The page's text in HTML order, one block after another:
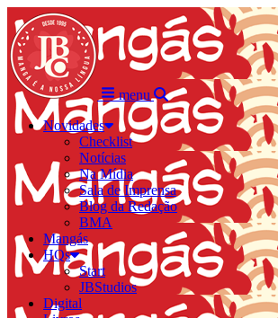
menu
Novidades
Checklist
Notícias
Na Mídia
Sala de Imprensa
Blog da Redação
BMA
Mangás
HQs
Start
JBStudios
Digital